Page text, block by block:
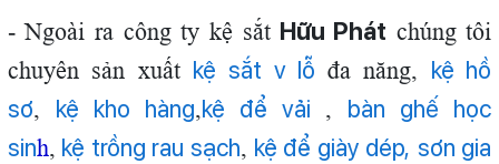
- Ngoài ra công ty kệ sắt Hữu Phát chúng tôi
chuyên sản xuất kệ sắt v lỗ đa năng, kệ hồ
sơ, kệ kho hàng,kệ để vải , bàn ghế học
sinh, kệ trồng rau sạch, kệ để giày dép, sơn gia